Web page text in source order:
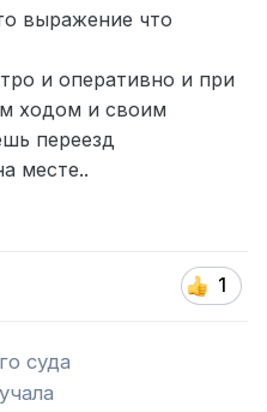
выражение что
и оперативно и при
ходом и своим
переезд
месте..
1
суда